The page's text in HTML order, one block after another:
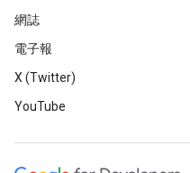
網誌
電子報
X (Twitter)
YouTube